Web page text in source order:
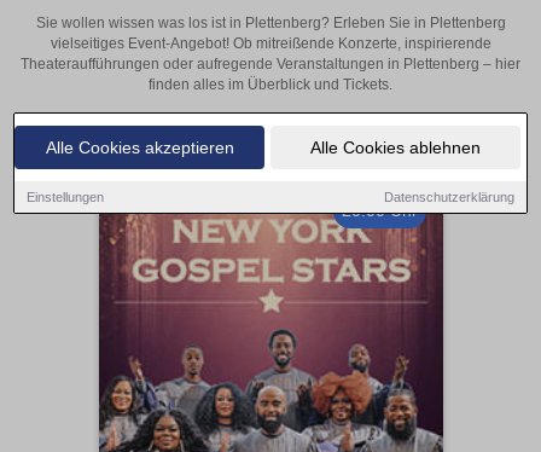
Alle Cookies akzeptieren Alle Cookies ablehnen
Einstellungen Datenschutzerklärung
Sie wollen wissen was los ist in Plettenberg? Erleben Sie in Plettenberg
vielseitiges Event-Angebot! Ob mitreißende Konzerte, inspirierende
Theateraufführungen oder aufregende Veranstaltungen in Plettenberg – hier
finden alles im Überblick und Tickets.
20:00 Uhr